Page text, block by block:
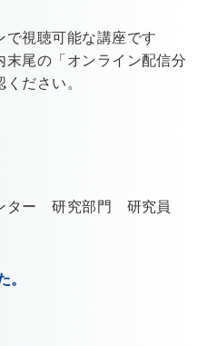
視聴可能な講座です
尾の「オンライン配信分
ださい。
ンター 研究部門 研究員
。